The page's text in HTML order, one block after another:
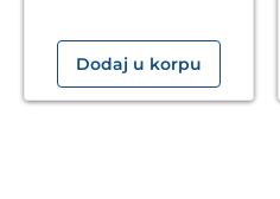
Dodaj u korpu